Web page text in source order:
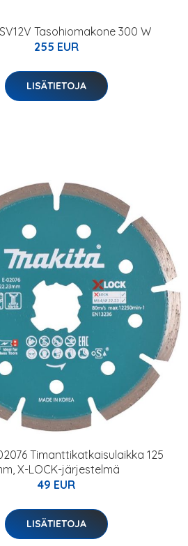
Tasohiomakone 300 W
255 EUR
LISÄTIETOJA
Timanttikatkaisulaikka 125
X-LOCK-järjestelmä
49 EUR
LISÄTIETOJA